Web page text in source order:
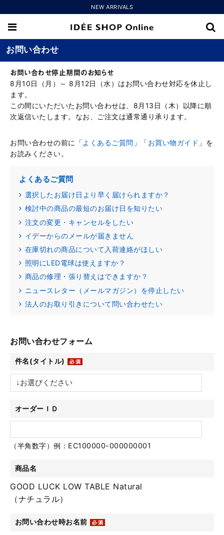
NEW ARRIVALS
お問い合わせ
お問い合わせ停止期間のお知らせ
8月10日（月）～ 8月12日（水）はお問い合わせ対応を休止し
ます。
この間にいただいたお問い合わせは、8月13日（木）以降に順
次返信いたします。なお、ご注文は通常通り承ります。
お問い合わせの前に「よくあるご質問 」「お買い物ガイド 」を
お読みください。
よくあるご質問
選択したお届け日より早く届けられますか？
検討中の商品の最短のお届け日を知りたい
注文の変更・キャンセルをしたい
イデーからのメールが届きません
在庫切れの商品について入荷連絡がほしい
照明にLED電球は使えますか？
商品の修理・張り替えはできますか？
ニュースレター（メールマガジン）を停止したい
法人のお取り引きについて問い合わせたい
お問い合わせフォーム
件名(タイトル)
オーダーＩＤ
（半角数字）例：EC100000-000000001
商品名
GOOD LUCK LOW TABLE Natural
（ナチュラル）
お問い合わせ時お名前